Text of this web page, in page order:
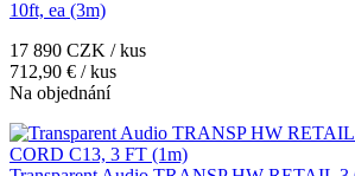
10ft, ea (3m)
17 890 CZK / kus
712,90 € / kus
Na objednání